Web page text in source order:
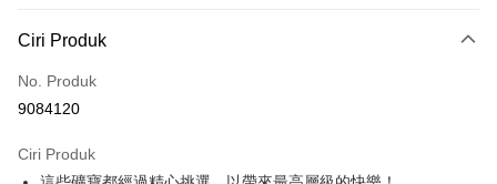
Kad Kredit (Bayaran Penuh)
Pengambilan di Kedai Serbaneka
Apple Pay
Ciri Produk
No. Produk
9084120
Ciri Produk